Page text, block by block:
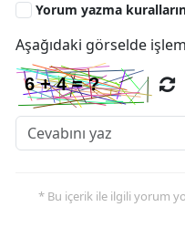
Yorum yazma
Aşağıdaki görselde
* Bu içerik ile ilgili yorum